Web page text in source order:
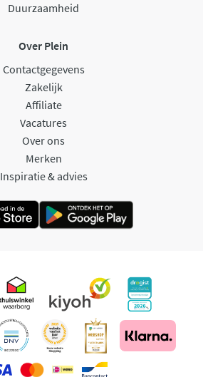
Duurzaamheid
Over Plein
Contactgegevens
Zakelijk
Affiliate
Vacatures
Over ons
Merken
Inspiratie & advies